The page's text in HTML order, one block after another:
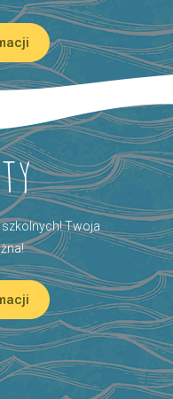
szkolnych! Twoja